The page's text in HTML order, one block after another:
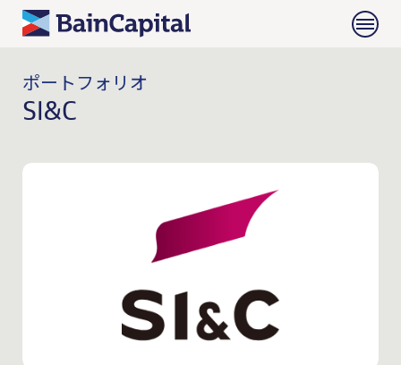
ポートフォリオ
SI&C